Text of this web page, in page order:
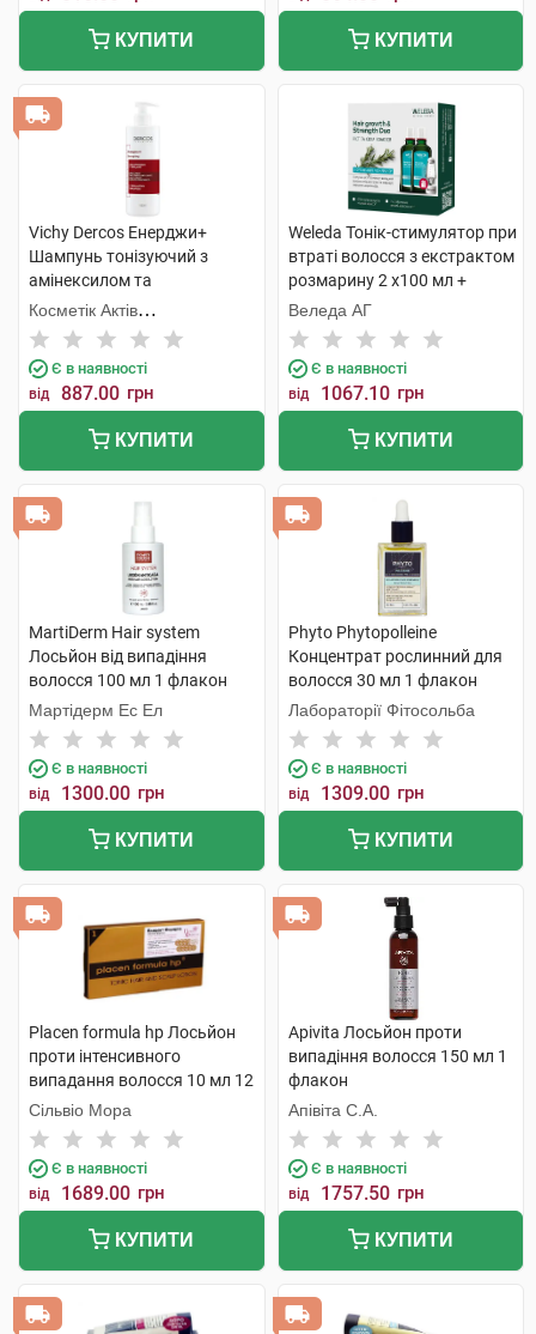
КУПИТИ КУПИТИ
Vichy Dercos Енерджи+
Шампунь тонізуючий з
амінексилом та
ніацинамідом для боротьби
з випадінням волосся 400
мл 1 флакон
Косметік Актів
Інтернаціональ
Є в наявності
від 887.00 грн
КУПИТИ
Weleda Тонік-стимулятор при
втраті волосся з екстрактом
розмарину 2 х100 мл +
аплікатор 1 набір
Веледа АГ
Є в наявності
від 1067.10 грн
КУПИТИ
MartiDerm Hair system
Лосьйон від випадіння
волосся 100 мл 1 флакон
Мартідерм Ес Ел
Є в наявності
від 1300.00 грн
КУПИТИ
Phyto Phytopolleine
Концентрат рослинний для
волосся 30 мл 1 флакон
Лабораторії Фітосольба
Є в наявності
від 1309.00 грн
КУПИТИ
Placen formula hp Лосьйон
проти інтенсивного
випадання волосся 10 мл 12
ампул
Сільвіо Мора
Є в наявності
від 1689.00 грн
КУПИТИ
Apivita Лосьйон проти
випадіння волосся 150 мл 1
флакон
Апівіта С.А.
Є в наявності
від 1757.50 грн
КУПИТИ